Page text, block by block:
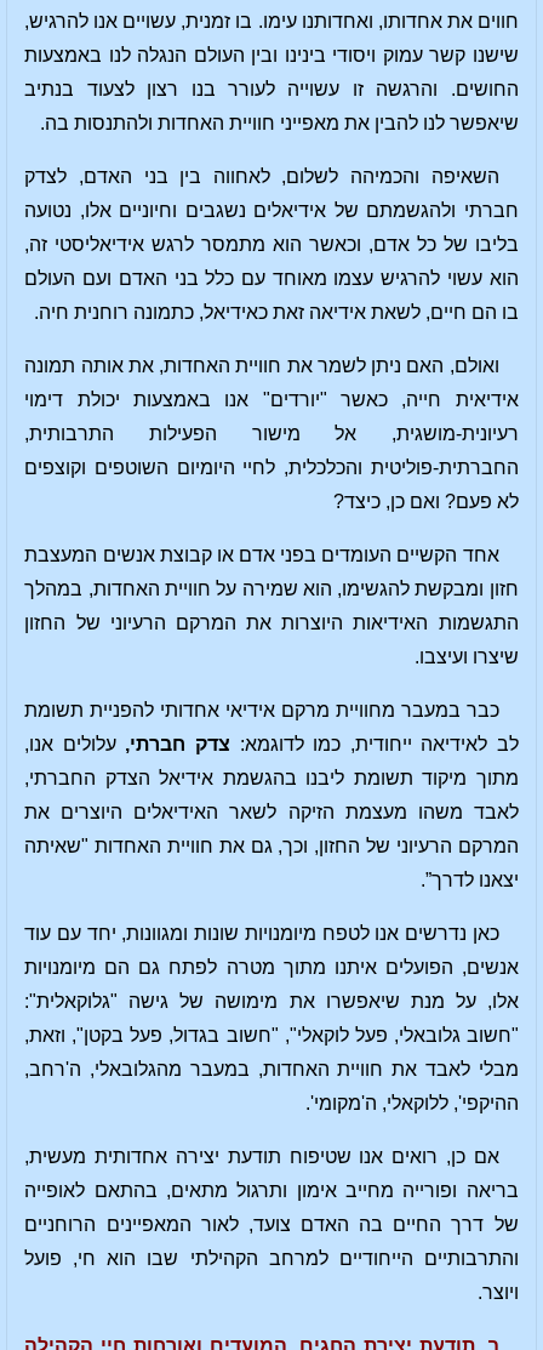
חווים את אחדותו, ואחדותנו עימו. בו זמנית, עשויים אנו להרגיש,
שישנו קשר עמוק ויסודי בינינו ובין העולם הנגלה לנו באמצעות
החושים. והרגשה זו עשוייה לעורר בנו רצון לצעוד בנתיב
שיאפשר לנו להבין את מאפייני חוויית האחדות ולהתנסות בה.
השאיפה והכמיהה לשלום, לאחווה בין בני האדם, לצדק
חברתי ולהגשמתם של אידיאלים נשגבים וחיוניים אלו, נטועה
בליבו של כל אדם, וכאשר הוא מתמסר לרגש אידיאליסטי זה,
הוא עשוי להרגיש עצמו מאוחד עם כלל בני האדם ועם העולם
בו הם חיים, לשאת אידיאה זאת כאידיאל, כתמונה רוחנית חיה.
ואולם, האם ניתן לשמר את חוויית האחדות, את אותה תמונה
אידיאית חייה, כאשר "יורדים" אנו באמצעות יכולת דימוי
רעיונית-מושגית, אל מישור הפעילות התרבותית,
החברתית-פוליטית והכלכלית, לחיי היומיום השוטפים וקוצפים
לא פעם? ואם כן, כיצד?
אחד הקשיים העומדים בפני אדם או קבוצת אנשים המעצבת
חזון ומבקשת להגשימו, הוא שמירה על חוויית האחדות, במהלך
התגשמות האידיאות היוצרות את המרקם הרעיוני של החזון
שיצרו ועיצבו.
כבר במעבר מחוויית מרקם אידיאי אחדותי להפניית תשומת
לב לאידיאה ייחודית, כמו לדוגמא: צדק חברתי,עלולים אנו,
מתוך מיקוד תשומת ליבנו בהגשמת אידיאל הצדק החברתי,
לאבד משהו מעצמת הזיקה לשאר האידיאלים היוצרים את
המרקם הרעיוני של החזון, וכך, גם את חוויית האחדות "שאיתה
יצאנו לדרך”.
כאן נדרשים אנו לטפח מיומנויות שונות ומגוונות, יחד עם עוד
אנשים, הפועלים איתנו מתוך מטרה לפתח גם הם מיומנויות
אלו, על מנת שיאפשרו את מימושה של גישה "גלוקאלית":
"חשוב גלובאלי, פעל לוקאלי", "חשוב בגדול, פעל בקטן", וזאת,
מבלי לאבד את חוויית האחדות, במעבר מהגלובאלי, ה'רחב,
ההיקפי', ללוקאלי, ה'מקומי'.
אם כן, רואים אנו שטיפוח תודעת יצירה אחדותית מעשית,
בריאה ופורייה מחייב אימון ותרגול מתאים, בהתאם לאופייה
של דרך החיים בה האדם צועד, לאור המאפיינים הרוחניים
והתרבותיים הייחודיים למרחב הקהילתי שבו הוא חי, פועל
ויוצר.